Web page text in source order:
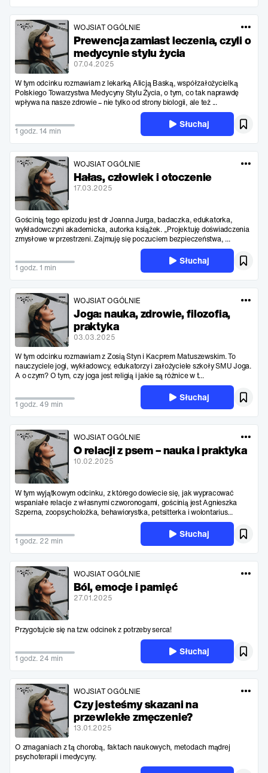
WOJSIAT OGÓLNIE
Prewencja zamiast leczenia, czyli o
medycynie stylu życia
07.04.2025
W tym odcinku rozmawiam z lekarką Alicją Baską, współzałożycielką
Polskiego Towarzystwa Medycyny Stylu Życia, o tym, co tak naprawdę
wpływa na nasze zdrowie – nie tylko od strony biologii, ale też ...
1 godz. 14 min
Słuchaj
WOJSIAT OGÓLNIE
Hałas, człowiek i otoczenie
17.03.2025
Gościnią tego epizodu jest dr Joanna Jurga, badaczka, edukatorka,
wykładowczyni akademicka, autorka książek. „Projektuję doświadczenia
zmysłowe w przestrzeni. Zajmuję się poczuciem bezpieczeństwa, ...
1 godz. 1 min
Słuchaj
WOJSIAT OGÓLNIE
Joga: nauka, zdrowie, filozofia,
praktyka
03.03.2025
W tym odcinku rozmawiam z Zosią Styn i Kacprem Matuszewskim. To
nauczyciele jogi, wykładowcy, edukatorzy i założyciele szkoły SMU Joga.
A o czym? O tym, czy joga jest religią i jakie są różnice w t...
1 godz. 49 min
Słuchaj
WOJSIAT OGÓLNIE
O relacji z psem – nauka i praktyka
10.02.2025
W tym wyjątkowym odcinku, z którego dowiecie się, jak wypracować
wspaniałe relacje z własnymi czworonogami, gościnią jest Agnieszka
Szperna, zoopsycholożka, behawiorystka, petsitterka i wolontarius...
1 godz. 22 min
Słuchaj
WOJSIAT OGÓLNIE
Ból, emocje i pamięć
27.01.2025
Przygotujcie się na tzw. odcinek z potrzeby serca!
1 godz. 24 min
Słuchaj
WOJSIAT OGÓLNIE
Czy jesteśmy skazani na
przewlekłe zmęczenie?
13.01.2025
O zmaganiach z tą chorobą, faktach naukowych, metodach mądrej
psychoterapii i medycyny.